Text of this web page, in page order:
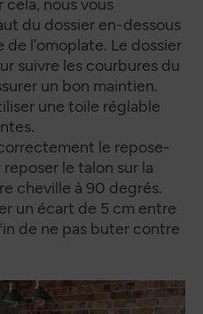
nous vous
du dossier en-dessous
l’omoplate. Le dossier
suivre les courbures du
un bon maintien.
une toile réglable
le repose-
le talon sur la
cheville à 90 degrés.
un écart de 5 cm entre
de ne pas buter contre